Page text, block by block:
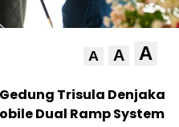
A A A
Trisula Denjaka
Dual Ramp System